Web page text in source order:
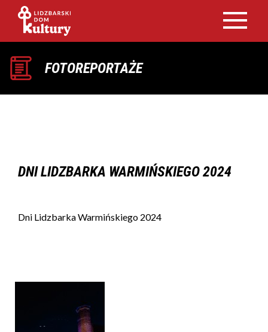
FOTOREPORTAŻE
DNI LIDZBARKA WARMIŃSKIEGO 2024
Dni Lidzbarka Warmińskiego 2024